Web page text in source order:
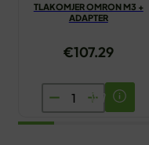
TLAKOMJER OMRON M3 +
ADAPTER
€107.29
TLAKOMJER
OMRON